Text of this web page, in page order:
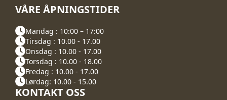
VÅRE ÅPNINGSTIDER
Mandag : 10:00 – 17:00
Tirsdag : 10.00 - 17.00
Onsdag : 10.00 - 17.00
Torsdag : 10.00 - 18.00
Fredag : 10.00 - 17.00
Lørdag: 10.00 - 15.00
KONTAKT OSS